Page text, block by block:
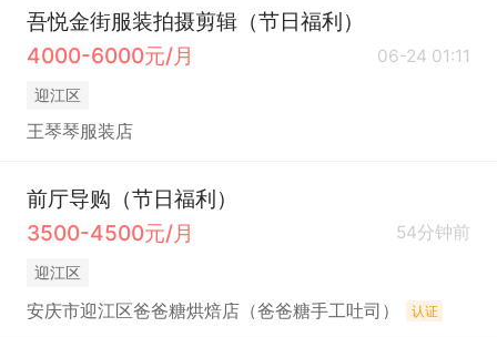
吾悦金街服装拍摄剪辑（节日福利）
4000-6000元/月
06-24 01:11
迎江区
王琴琴服装店
前厅导购（节日福利）
3500-4500元/月
54分钟前
迎江区
安庆市迎江区爸爸糖烘焙店（爸爸糖手工吐司） 认证